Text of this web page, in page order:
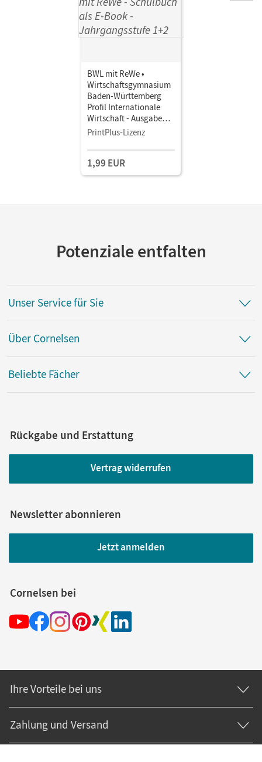
BWL mit ReWe •
Wirtschaftsgymnasium
Baden-Württemberg
Profil Internationale
Wirtschaft - Ausgabe
2016 · Jahrgangsstufe
Book
PrintPlus-Lizenz
1,99 EUR
Potenziale entfalten
Unser Service für Sie
Über Cornelsen
Beliebte Fächer
Rückgabe und Erstattung
Vertrag widerrufen
Newsletter abonnieren
Jetzt anmelden
Cornelsen bei
Ihre Vorteile bei uns
Zahlung und Versand